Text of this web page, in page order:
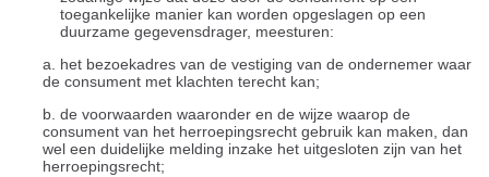
toegankelijke manier kan worden opgeslagen op een
duurzame gegevensdrager, meesturen:
a. het bezoekadres van de vestiging van de ondernemer waar
de consument met klachten terecht kan;
b. de voorwaarden waaronder en de wijze waarop de
consument van het herroepingsrecht gebruik kan maken, dan
wel een duidelijke melding inzake het uitgesloten zijn van het
herroepingsrecht;